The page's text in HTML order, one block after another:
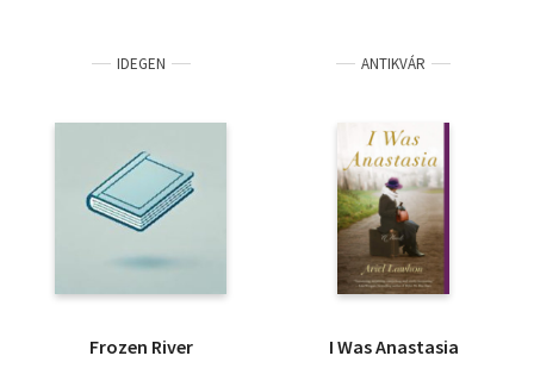
IDEGEN
Frozen River
ANTIKVÁR
I Was Anastasia